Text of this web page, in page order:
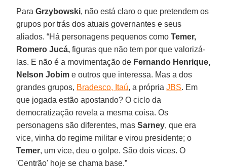
ParaGrzybowski, não está claro o que pretendem os
grupos por trás dos atuais governantes e seus
aliados. “Há personagens pequenos comoTemer,
Romero Jucá, figuras que não tem por que valorizá-
las. E não é a movimentação de Fernando Henrique,
Nelson Jobim e outros que interessa. Mas a dos
grandes grupos, Bradesco, Itaú, a própriaJBS. Em
que jogada estão apostando? O ciclo da
democratização revela a mesma coisa. Os
personagens são diferentes, masSarney, que era
vice, vinha do regime militar e virou presidente; o
Temer, um vice, deu o golpe. São dois vices. O
'Centrão' hoje se chama base.”